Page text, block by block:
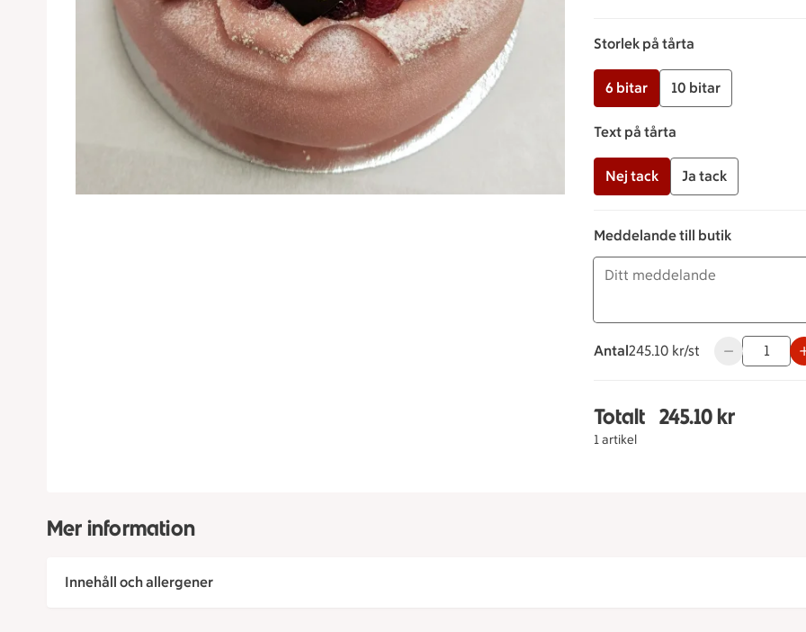
Storlek på tårta
6 bitar 10 bitar
Text på tårta
Nej tack Ja tack
Meddelande till butik
Antal
245.10 kronor styck
245.10 kr/st Använd
Totalt
1 artikel
Totalt 1 stycken
245.10 kr
Mer information
Innehåll och allergener